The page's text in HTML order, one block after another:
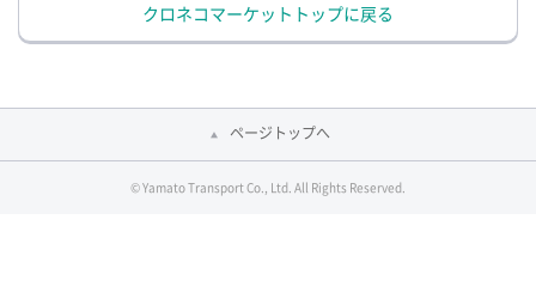
クロネコマーケットトップに戻る
ページトップへ
© Yamato Transport Co., Ltd. All Rights Reserved.